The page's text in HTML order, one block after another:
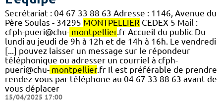
Secrétariat : 04 67 33 88 63 Adresse : 1146, Avenue du
Père Soulas - 34295 MONTPELLIER CEDEX 5 Mail :
cfph-pueri@chu- montpellier.fr Accueil du public Du
lundi au jeudi de 9h à 12h et de 14h à 16h. Le vendredi
[...] pouvez laisser un message sur le répondeur
téléphonique ou adresser un courriel à cfph-
pueri@chu- montpellier.fr Il est préférable de prendre
rendez-vous par téléphone au 04 67 33 88 63 avant de
vous déplacer
15/04/2025 17:00